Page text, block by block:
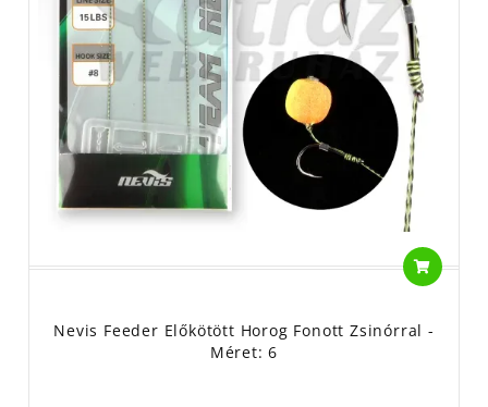
Nevis Feeder Előkötött Horog Fonott Zsinórral -
Méret: 6